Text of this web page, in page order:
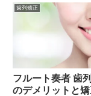
するに至った私の経緯
うと思います。何を
ものすごい出っ歯(上
うらしい)でした。
歯列矯正
フルート奏者 歯
のデメリットと